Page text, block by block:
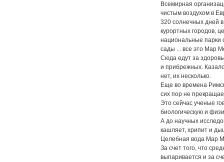
Всемирная
чистым воздухом в
320 солнечных дней
курортных городов,
национальные
сады ... все это Мар
Сюда едут за
и прибрежных.
нет, их несколько.
Еще во времена
сих пор не
Это сейчас ученые
биологическую и
А до научных
кашляет, хрипит и
Целебная вода Мар
За счет того, что
выпаривается и за